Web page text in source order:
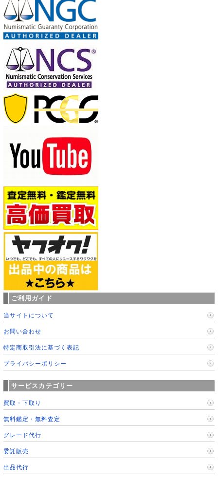
ご利用ガイド
当サイトについて
お問い合わせ
特定商取引法に基づく表記
プライバシーポリシー
サービスカテゴリー
買取・下取り
無料鑑定・無料査定
グレード代行
委託販売
出品代行